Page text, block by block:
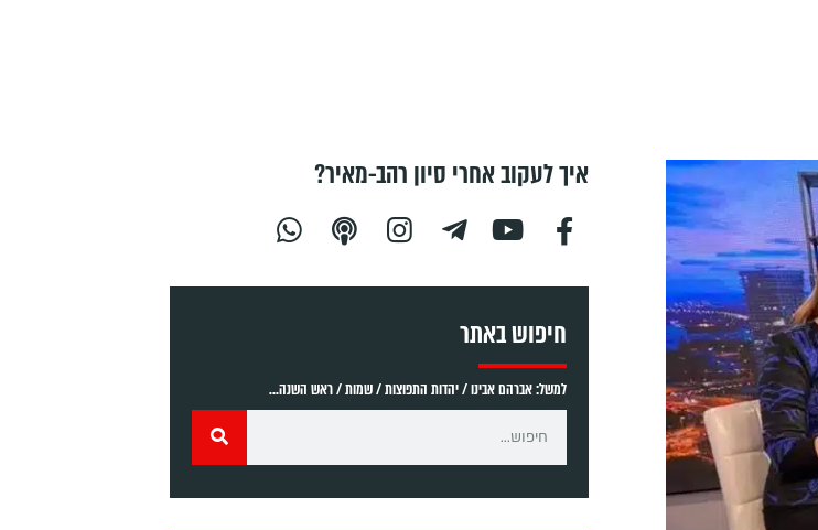
איך לעקוב אחרי סיון רהב-מאיר?
חיפוש באתר
למשל: אברהם אבינו / יהדות התפוצות / שמות / ראש השנה...